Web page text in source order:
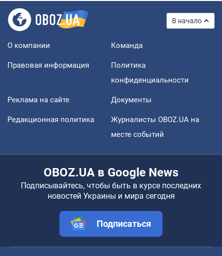
В начало
О компании Команда
Правовая информация
Политика
конфиденциальности
Реклама на сайте Документы
Редакционная политика
Журналисты OBOZ.UA на
месте событий
OBOZ.UA в Google News
Подписывайтесь, чтобы быть в курсе последних
новостей Украины и мира сегодня
Подписаться